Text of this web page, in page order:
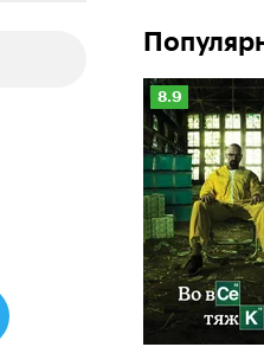
Рейтинг
Кинопоиска
8.9
8.9